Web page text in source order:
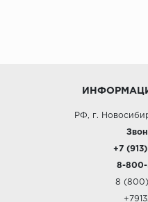
РФ, г.
+7
8-
8